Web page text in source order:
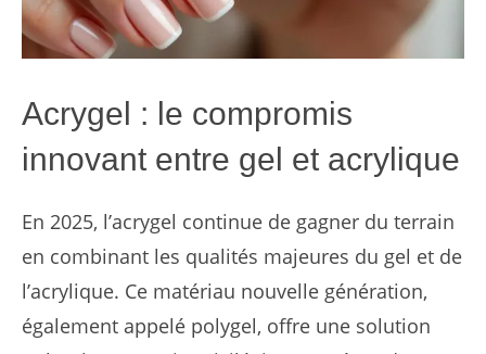
Acrygel : le compromis
innovant entre gel et acrylique
En 2025, l’acrygel continue de gagner du terrain
en combinant les qualités majeures du gel et de
l’acrylique. Ce matériau nouvelle génération,
également appelé polygel, offre une solution